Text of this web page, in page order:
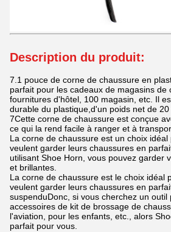
Description du produit:
7.1 pouce de corne de chaussure en
parfait pour les cadeaux de magasins de
fournitures d'hôtel, 100 magasin, etc. Il
durable du plastique,d'un poids net de
7Cette corne de chaussure est conçue
ce qui la rend facile à ranger et à
La corne de chaussure est un choix
veulent garder leurs chaussures en
utilisant Shoe Horn, vous pouvez garder
et brillantes.
La corne de chaussure est le choix idéal
veulent garder leurs chaussures en
suspenduDonc, si vous cherchez un outil
accessoires de kit de brossage de
l'aviation, pour les enfants, etc., alors
parfait pour vous.